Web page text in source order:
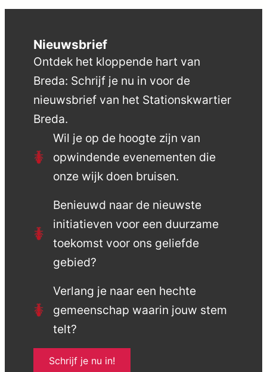
Nieuwsbrief
Ontdek het kloppende hart van
Breda: Schrijf je nu in voor de
nieuwsbrief van het Stationskwartier
Breda.
Wil je op de hoogte zijn van
opwindende evenementen die
onze wijk doen bruisen.
Benieuwd naar de nieuwste
initiatieven voor een duurzame
toekomst voor ons geliefde
gebied?
Verlang je naar een hechte
gemeenschap waarin jouw stem
telt?
Schrijf je nu in!